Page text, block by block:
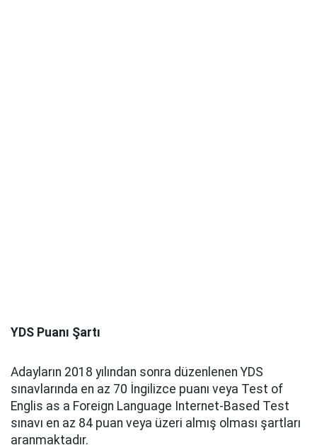
YDS Puanı Şartı
Adayların 2018 yılından sonra düzenlenen YDS
sınavlarında en az 70 İngilizce puanı veya Test of
Englis as a Foreign Language Internet-Based Test
sınavı en az 84 puan veya üzeri almış olması şartları
aranmaktadır.